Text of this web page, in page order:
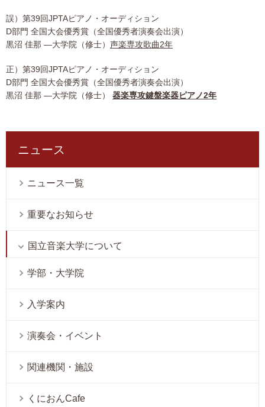
誤）第39回JPTAピアノ・オーディション
D部門 全国大会優秀賞（全国優秀者演奏会出演）
黒沼 佳那 ―大学院（修士） 声楽専攻歌曲2年
正）第39回JPTAピアノ・オーディション
D部門 全国大会優秀賞（全国優秀者演奏会出演）
黒沼 佳那 ―大学院（修士）
器楽専攻鍵盤楽器ピアノ2年
ニュース
ニュース一覧
重要なお知らせ
国立音楽大学について
学部・大学院
入学案内
演奏会・イベント
関連機関・施設
くにおんCafe